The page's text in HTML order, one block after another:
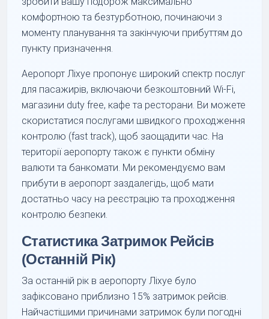
комфортною та безтурботною, починаючи з
моменту планування та закінчуючи прибуттям до
пункту призначення.
Аеропорт Ліхуе пропонує широкий спектр послуг
для пасажирів, включаючи безкоштовний Wi-Fi,
магазини duty free, кафе та ресторани. Ви можете
скористатися послугами швидкого проходження
контролю (fast track), щоб заощадити час. На
території аеропорту також є пункти обміну
валюти та банкомати. Ми рекомендуємо вам
прибути в аеропорт заздалегідь, щоб мати
достатньо часу на реєстрацію та проходження
контролю безпеки.
Статистика Затримок Рейсів
(Останній Рік)
За останній рік в аеропорту Ліхуе було
зафіксовано приблизно 15% затримок рейсів.
Найчастішими причинами затримок були погодні